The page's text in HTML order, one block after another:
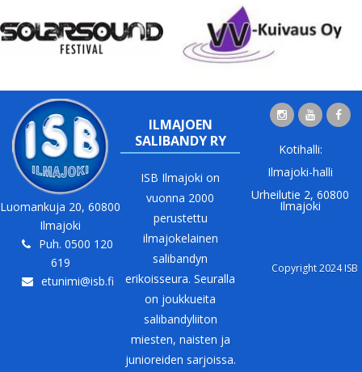
Luomankuja 20, 60800
Ilmajoki
Puh. 0500 120
619
etunimi@isb.fi
ILMAJOEN
SALIBANDY RY
ISB Ilmajoki on
vuonna 2000
perustettu
ilmajokelainen
salibandyn
erikoisseura. Seuralla
on joukkueita
salibandyliiton
miesten, naisten ja
junioreiden sarjoissa.
Kotihalli:
Ilmajoki-halli
Urheilutie 2, 60800
Ilmajoki
Copyright 2024 ISB